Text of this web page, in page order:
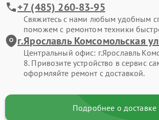
+7 (485) 260-83-95
Свяжитесь с нами любым удобным
поможем с ремонтом техники
г.Ярославль Комсомольская
Центральный офис: г.Ярославль
8. Привозите устройство в сервис
оформляйте ремонт с доставкой.
Подробнее о доставке